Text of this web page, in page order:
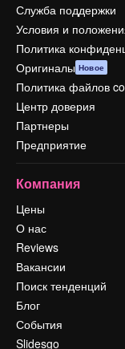
Служба поддержки
Условия и
Политика
Оригиналы Новое
Политика файлов
Центр доверия
Партнеры
Предприятие
Компания
Цены
О нас
Reviews
Вакансии
Поиск тенденций
Блог
События
Slidesgo